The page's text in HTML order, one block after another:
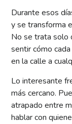
Durante esos
y se transforma
No se trata solo
sentir cómo
en la calle a
Lo interesante
más cercano.
atrapado entre
hablar con